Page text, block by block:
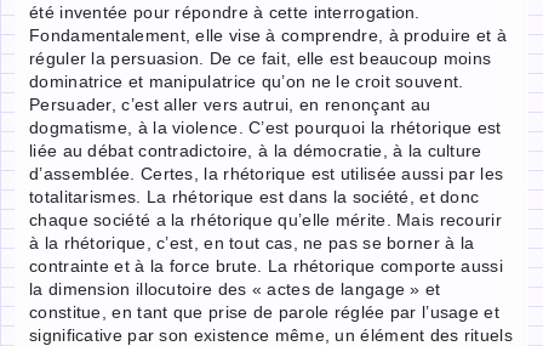
été inventée pour répondre à cette interrogation.
Fondamentalement, elle vise à comprendre, à produire et à
réguler la persuasion. De ce fait, elle est beaucoup moins
dominatrice et manipulatrice qu’on ne le croit souvent.
Persuader, c’est aller vers autrui, en renonçant au
dogmatisme, à la violence. C’est pourquoi la rhétorique est
liée au débat contradictoire, à la démocratie, à la culture
d’assemblée. Certes, la rhétorique est utilisée aussi par les
totalitarismes. La rhétorique est dans la société, et donc
chaque société a la rhétorique qu’elle mérite. Mais recourir
à la rhétorique, c’est, en tout cas, ne pas se borner à la
contrainte et à la force brute. La rhétorique comporte aussi
la dimension illocutoire des « actes de langage » et
constitue, en tant que prise de parole réglée par l’usage et
significative par son existence même, un élément des rituels